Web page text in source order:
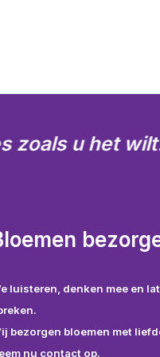
zoals u het
luisteren, denken mee en
bezorgen bloemen met
nu contact op.